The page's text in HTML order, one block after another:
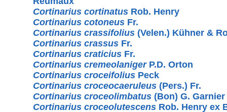
Cortinarius cortinatus Rob. Henry
Cortinarius cotoneus Fr.
Cortinarius crassifolius (Velen.) Kühner &
Cortinarius crassus Fr.
Cortinarius craticius Fr.
Cortinarius cremeolanigerP.D. Orton
Cortinarius croceifolius Peck
Cortinarius croceocaeruleus (Pers.) Fr.
Cortinarius croceolimbatus (Bon) G. Garnier
Cortinarius croceolutescens Rob. Henry ex